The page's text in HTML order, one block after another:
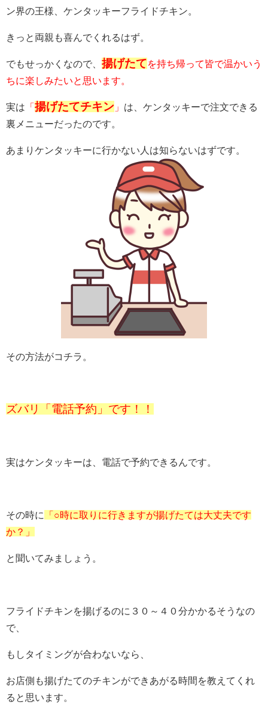
ン界の王様、ケンタッキーフライドチキン。
きっと両親も喜んでくれるはず。
でもせっかくなので、 揚げたてを持ち帰って皆で温かいう
ちに楽しみたいと思います。
実は 「 揚げたてチキン 」 は、ケンタッキーで注文できる
裏メニューだったのです。
あまりケンタッキーに行かない人は知らないはずです。
その方法がコチラ。
ズバリ「電話予約」です！！
実はケンタッキーは、電話で予約できるんです。
その時に
「○時に取りに行きますが揚げたては大丈夫です
か？」
と聞いてみましょう。
フライドチキンを揚げるのに３０～４０分かかるそうなの
で、
もしタイミングが合わないなら、
お店側も揚げたてのチキンができあがる時間を教えてくれ
ると思います。